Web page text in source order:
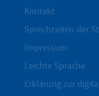
Kontakt
Sprechzeiten der
Impressum
Leichte Sprache
Erklärung zur